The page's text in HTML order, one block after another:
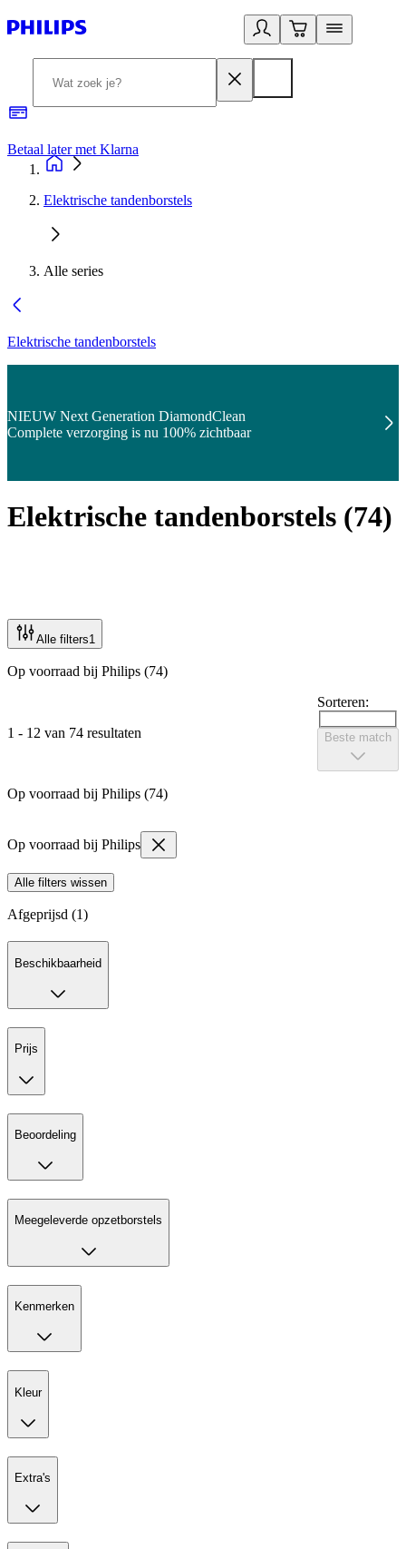
Betaal later met Klarna
Elektrische tandenborstels
Alle series
Elektrische tandenborstels
NIEUW Next Generation DiamondClean
Complete verzorging is nu 100% zichtbaar
Elektrische tandenborstels (74)
Alle filters1
Op voorraad bij Philips (74)
1 - 12 van 74 resultaten
Sorteren:
Beste match
Op voorraad bij Philips (74)
Op voorraad bij Philips
Alle filters wissen
Afgeprijsd (1)
Beschikbaarheid
Prijs
Beoordeling
Meegeleverde opzetborstels
Kenmerken
Kleur
Extra's